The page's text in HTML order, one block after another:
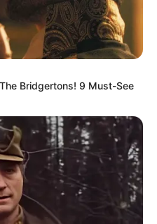
SİYASƏT
bağlı -
0
Bridgertons! 9 Must-See